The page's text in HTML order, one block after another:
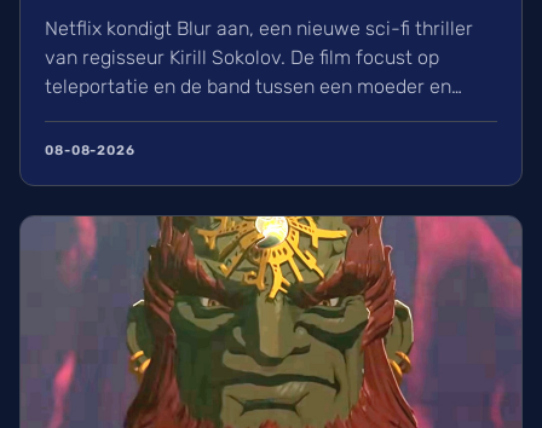
Netflix kondigt Blur aan, een nieuwe sci-fi thriller
van regisseur Kirill Sokolov. De film focust op
teleportatie en de band tussen een moeder en
dochter. Na zijn succes met They Will Kill You werkt
Sokolov nu samen met productiehuis 21 Laps. Wij
08-08-2026